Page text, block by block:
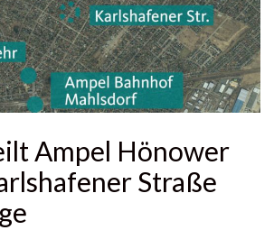
Ampel Hönower
Straße